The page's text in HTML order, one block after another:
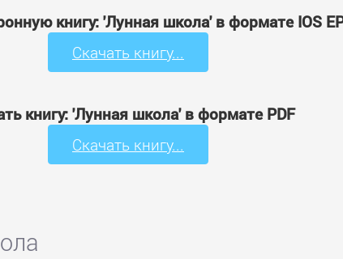
книгу: 'Лунная школа' в формате IOS
Скачать книгу...
книгу: 'Лунная школа' в формате PDF
Скачать книгу...